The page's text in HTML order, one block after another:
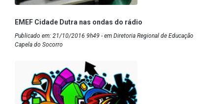
EMEF Cidade Dutra nas ondas do rádio
Publicado em: 21/10/2016 9h49 - em Diretoria Regional de Educação
Capela do Socorro